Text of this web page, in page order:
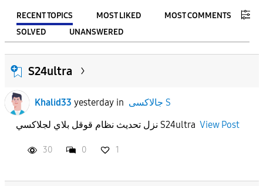
RECENT TOPICS MOST LIKED
MOST COMMENTS
SOLVED
UNANSWERED
FILTER:
From
To
S24ultra
Khalid33 yesterdayin
جالاكسى S
نزل تحديث نظام قوقل بلاي لجلاكسي S24ultra View Post
30 0 1